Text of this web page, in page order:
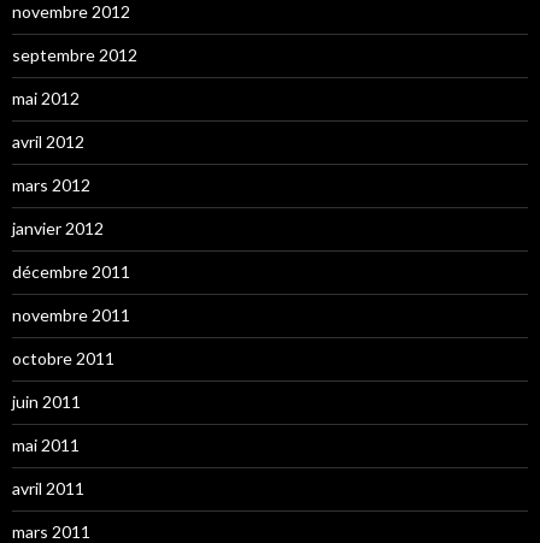
novembre 2012
septembre 2012
mai 2012
avril 2012
mars 2012
janvier 2012
décembre 2011
novembre 2011
octobre 2011
juin 2011
mai 2011
avril 2011
mars 2011